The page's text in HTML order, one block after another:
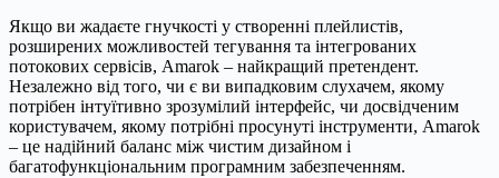
Якщо ви жадаєте гнучкості у створенні плейлистів,
розширених можливостей тегування та інтегрованих
потокових сервісів, Amarok – найкращий претендент.
Незалежно від того, чи є ви випадковим слухачем, якому
потрібен інтуїтивно зрозумілий інтерфейс, чи досвідченим
користувачем, якому потрібні просунуті інструменти, Amarok
– це надійний баланс між чистим дизайном і
багатофункціональним програмним забезпеченням.